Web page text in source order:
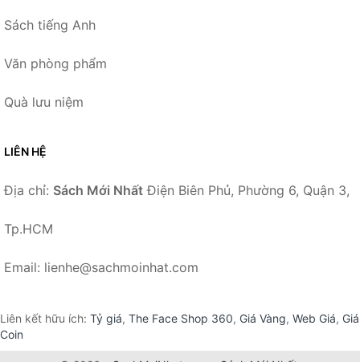
Sách tiếng Anh
Văn phòng phẩm
Quà lưu niệm
LIÊN HỆ
Địa chỉ: Sách Mới Nhất Điện Biên Phủ, Phường 6, Quận 3,
Tp.HCM
Email: lienhe@sachmoinhat.com
Liên kết hữu ích: Tỷ giá, The Face Shop 360, Giá Vàng, Web Giá, Giá
Coin